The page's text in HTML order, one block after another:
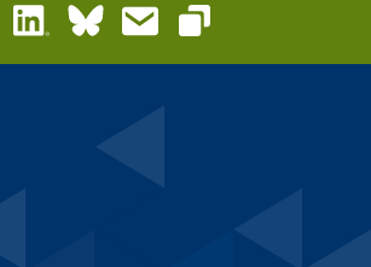
LinkedInBlueskyEmail
Copy link